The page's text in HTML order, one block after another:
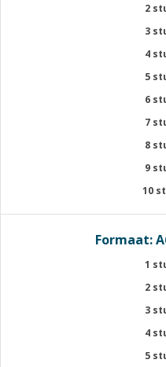
2
3
4
5
6
7
8
9
10
Formaat:
1
2
3
4
5